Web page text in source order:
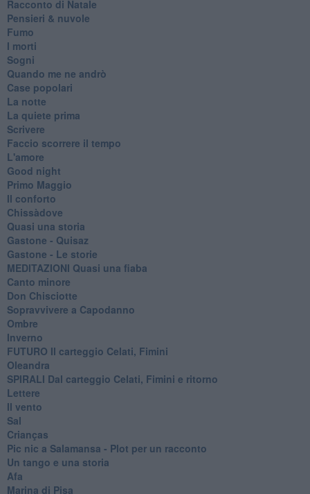
Racconto di Natale
Pensieri & nuvole
Fumo
I morti
Sogni
Quando me ne andrò
Case popolari
La notte
La quiete prima
Scrivere
Faccio scorrere il tempo
L'amore
Good night
Primo Maggio
Il conforto
Chissàdove
Quasi una storia
Gastone - Quisaz
Gastone - Le storie
MEDITAZIONI Quasi una fiaba
Canto minore
Don Chisciotte
Sopravvivere a Capodanno
Ombre
Inverno
FUTURO Il carteggio Celati, Fimini
Oleandra
SPIRALI Dal carteggio Celati, Fimini e ritorno
Lettere
Il vento
Sal
Crianças
Pic nic a Salamansa - Plot per un racconto
Un tango e una storia
Afa
Marina di Pisa